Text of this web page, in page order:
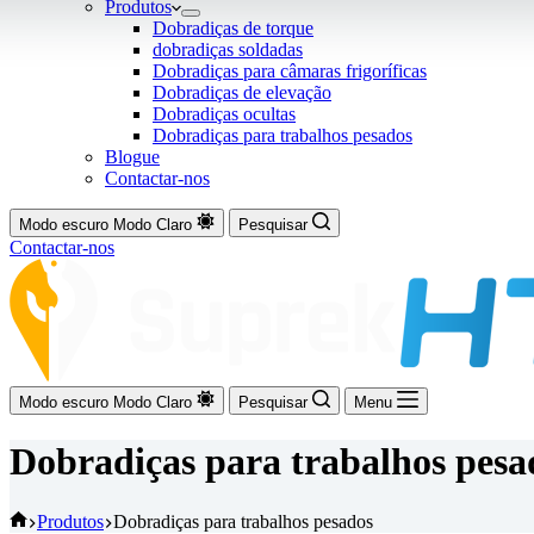
Produtos
Dobradiças de torque
dobradiças soldadas
Dobradiças para câmaras frigoríficas
Dobradiças de elevação
Dobradiças ocultas
Dobradiças para trabalhos pesados
Blogue
Contactar-nos
Modo escuro Modo Claro Pesquisar
Contactar-nos
Modo escuro Modo Claro Pesquisar Menu
Dobradiças para trabalhos
Início
Produtos Dobradiças para trabalhos pesados